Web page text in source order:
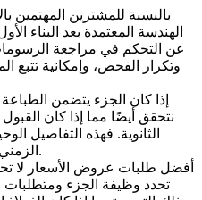
بالنسبة للمشترين المهتمين
عن التحكم في مراجعة
وتكرار الفحص، وإمكانية تتبع
إذا كان الجزء يتضمن
نتحقق أيضًا مما إذا كان
الثانوية. فهذه التفاصيل
الزمني ومسؤولية الميزات غير المطابقة.
أفضل طلبات عروض الأسعار لا
تحدد وظيفة الجزء ومتطلبات